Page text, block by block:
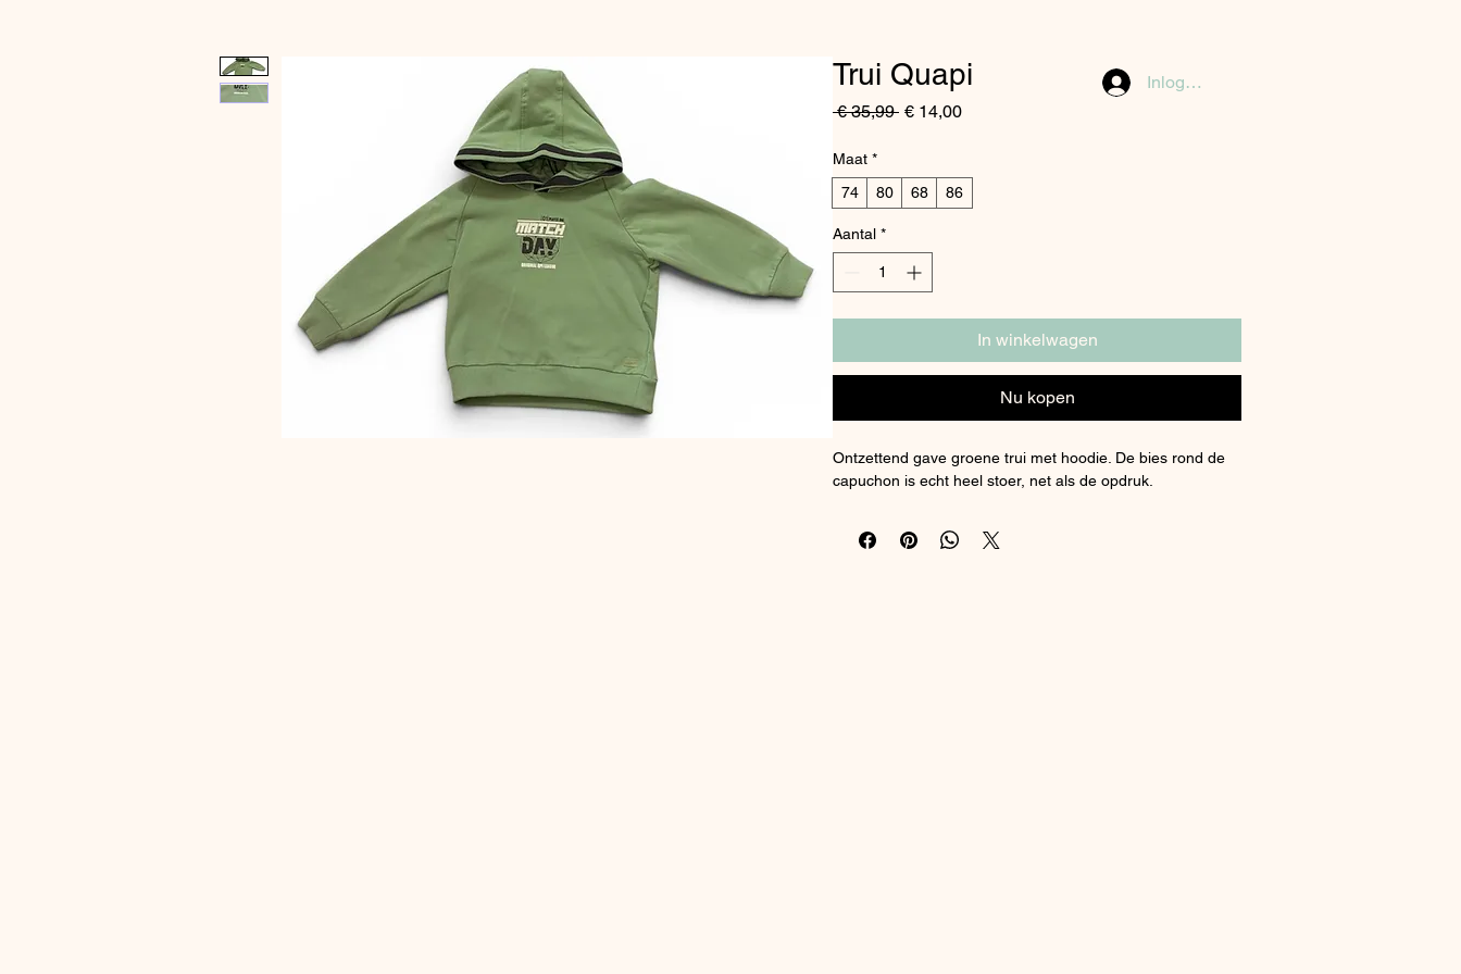
Inloggen
Trui Quapi
€ 35,99 Normale
€ 14,00Verkoopprijs
Maat *
74
80 68 86
Aantal *
In winkelwagen
Nu kopen
Ontzettend gave groene trui met hoodie. De bies rond de
capuchon is echt heel stoer, net als de opdruk.